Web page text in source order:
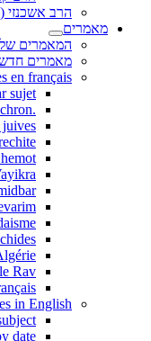
הרב אשכנזי
מאמרים
המאמרים של
מאמרים
en français
sujet
.Articles en français - par ordre chron
juives
Rav
in English
date